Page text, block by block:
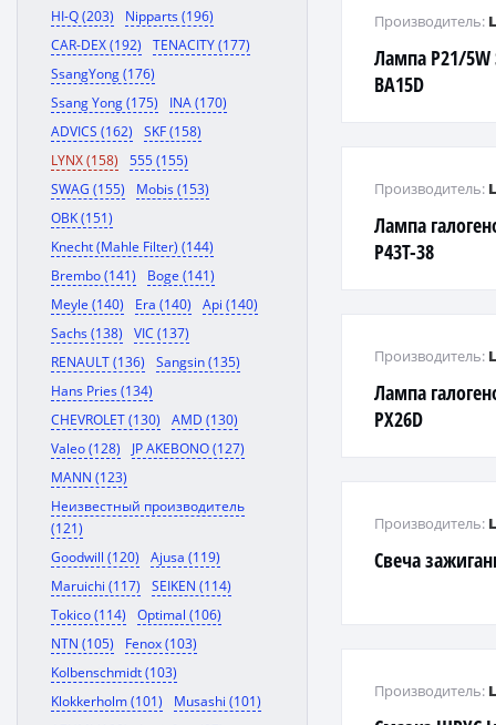
HI-Q (203)
Nipparts (196)
CAR-DEX (192)
TENACITY (177)
SsangYong (176)
Ssang Yong (175)
INA (170)
ADVICS (162)
SKF (158)
LYNX (158)
555 (155)
SWAG (155)
Mobis (153)
OBK (151)
Knecht (Mahle Filter) (144)
Brembo (141)
Boge (141)
Meyle (140)
Era (140)
Api (140)
Sachs (138)
VIC (137)
RENAULT (136)
Sangsin (135)
Hans Pries (134)
CHEVROLET (130)
AMD (130)
Valeo (128)
JP AKEBONO (127)
MANN (123)
Неизвестный производитель
(121)
Goodwill (120)
Ajusa (119)
Maruichi (117)
SEIKEN (114)
Tokico (114)
Optimal (106)
NTN (105)
Fenox (103)
Kolbenschmidt (103)
Klokkerholm (101)
Musashi (101)
Лампа P21/5W
BA15D
Производитель:
Лампа
P43T-38
Производитель:
Лампа
PX26D
Производитель:
Свеча
Производитель:
Производитель: